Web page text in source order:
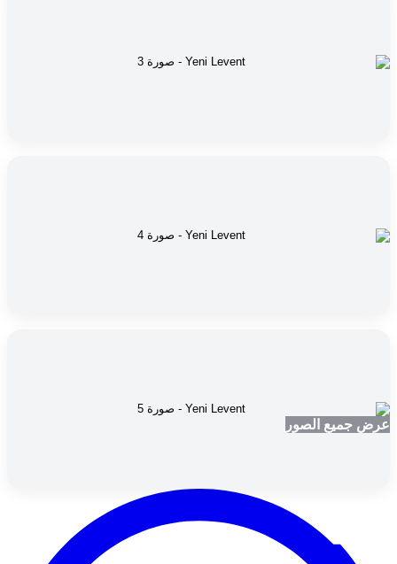
عرض جميع الصور